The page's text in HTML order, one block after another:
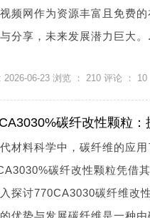
频网作为资源丰富且免费
分享，未来发展潜力巨大。
2026-06-23 浏览 ： 210 评论 ： 10
碳纤改性颗粒
材料科学中，碳纤维的应
碳纤改性颗粒凭借
探讨770CA3030碳纤维改
优势与发展碳纤维是一种